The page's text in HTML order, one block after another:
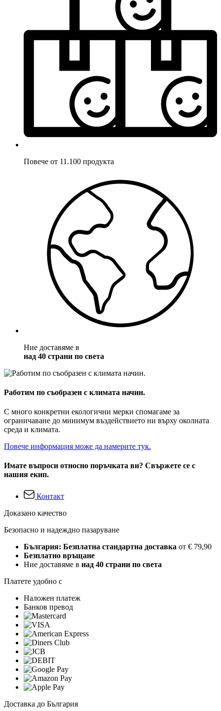
Повече от 11.100 продукта
Ние доставяме в
над 40 страни по света
Работим по съобразен с климата начин.
С много конкретни екологични мерки спомагаме за
ограничаване до минимум въздействието ни върху околната
среда и климата.
Повече информация може да намерите тук.
Имате въпроси относно поръчката ви? Свържете се с
нашия екип.
Контакт
Доказано качество
Безопасно и надеждно пазаруване
България: Безплатна стандартна доставка от € 79,90
Безплатно връщане
Ние доставяме в над 40 страни по света
Платете удобно с
Наложен платеж
Банков превод
Доставка до България